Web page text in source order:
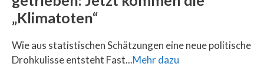
„Klimatoten“
Wie aus statistischen Schätzungen eine neue politische
Drohkulisse entsteht Fast...Mehr dazu